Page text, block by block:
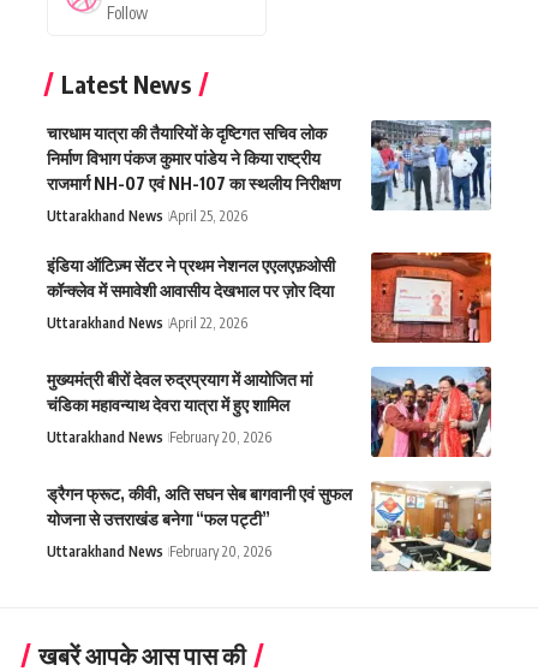
Follow
Latest News
चारधाम यात्रा की तैयारियों के दृष्टिगत सचिव लोक
निर्माण विभाग पंकज कुमार पांडेय ने किया राष्ट्रीय
राजमार्ग NH-07 एवं NH-107 का स्थलीय निरीक्षण
Uttarakhand News April 25, 2026
इंडिया ऑटिज़्म सेंटर ने प्रथम नेशनल एएलएफ़ओसी
कॉन्क्लेव में समावेशी आवासीय देखभाल पर ज़ोर दिया
Uttarakhand News April 22, 2026
मुख्यमंत्री बीरों देवल रुद्रप्रयाग में आयोजित मां
चंडिका महावन्याथ देवरा यात्रा में हुए शामिल
Uttarakhand News February 20, 2026
ड्रैगन फ्रूट, कीवी, अति सघन सेब बागवानी एवं सुफल
योजना से उत्तराखंड बनेगा “फल पट्टी”
Uttarakhand News February 20, 2026
खबरें आपके आस पास की